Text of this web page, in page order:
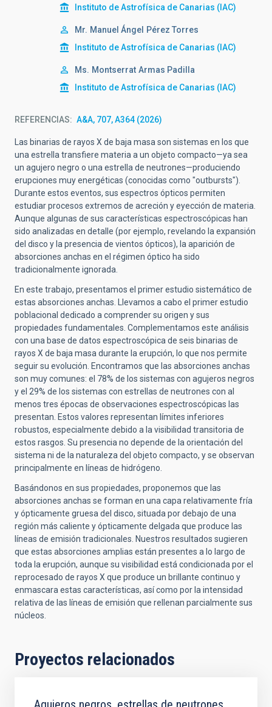
Instituto de Astrofísica de Canarias (IAC)
Mr. Manuel Ángel Pérez Torres
Instituto de Astrofísica de Canarias (IAC)
Ms. Montserrat Armas Padilla
Instituto de Astrofísica de Canarias (IAC)
REFERENCIAS A&A, 707, A364 (2026)
Las binarias de rayos X de baja masa son sistemas en los que
una estrella transfiere materia a un objeto compacto—ya sea
un agujero negro o una estrella de neutrones—produciendo
erupciones muy energéticas (conocidas como "outbursts").
Durante estos eventos, sus espectros ópticos permiten
estudiar procesos extremos de acreción y eyección de materia.
Aunque algunas de sus características espectroscópicas han
sido analizadas en detalle (por ejemplo, revelando la expansión
del disco y la presencia de vientos ópticos), la aparición de
absorciones anchas en el régimen óptico ha sido
tradicionalmente ignorada.
En este trabajo, presentamos el primer estudio sistemático de
estas absorciones anchas. Llevamos a cabo el primer estudio
poblacional dedicado a comprender su origen y sus
propiedades fundamentales. Complementamos este análisis
con una base de datos espectroscópica de seis binarias de
rayos X de baja masa durante la erupción, lo que nos permite
seguir su evolución. Encontramos que las absorciones anchas
son muy comunes: el 78% de los sistemas con agujeros negros
y el 29% de los sistemas con estrellas de neutrones con al
menos tres épocas de observaciones espectroscópicas las
presentan. Estos valores representan límites inferiores
robustos, especialmente debido a la visibilidad transitoria de
estos rasgos. Su presencia no depende de la orientación del
sistema ni de la naturaleza del objeto compacto, y se observan
principalmente en líneas de hidrógeno.
Basándonos en sus propiedades, proponemos que las
absorciones anchas se forman en una capa relativamente fría
y ópticamente gruesa del disco, situada por debajo de una
región más caliente y ópticamente delgada que produce las
líneas de emisión tradicionales. Nuestros resultados sugieren
que estas absorciones amplias están presentes a lo largo de
toda la erupción, aunque su visibilidad está condicionada por el
reprocesado de rayos X que produce un brillante continuo y
enmascara estas características, así como por la intensidad
relativa de las líneas de emisión que rellenan parcialmente sus
núcleos.
Proyectos relacionados